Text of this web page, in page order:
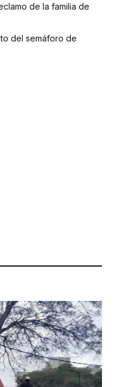
de la familia de
del semáforo de